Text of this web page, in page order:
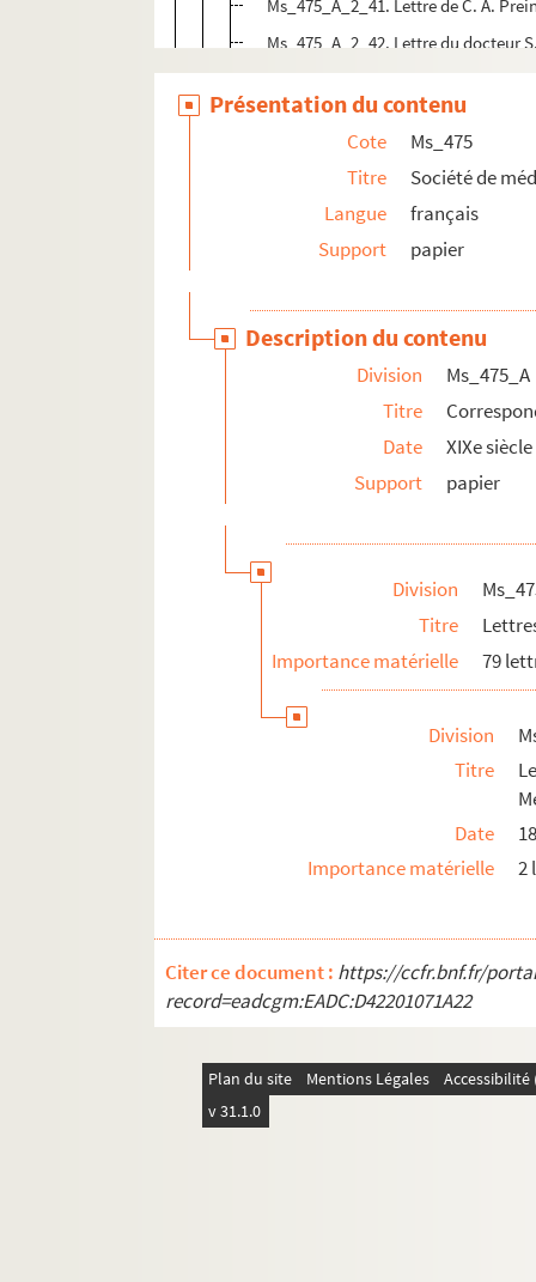
Ms_475_A_2_41. Lettre de C. A.
Ms_475_A_2_42. Lettre du docteur
Ms_475_A_2_43. Lettre de Cayol,
Ms_475_A_2_44. Lettres de L.
Ms_475_A_2_45. Lettre des frères
Ms_475_A_2_46. Lettres du
Ms_475_A_2_47. Lettre du docteur
Ms_475_A_2_48. Lettre du docteur
Ms_475_A_2_50. Lettres de la
Ms_475_A_2_51. Lettre de la
Ms_475_A_2_52. Lettre de la
Ms_475_A_2_53. Lettre de la
Ms_475_A_2_54. Lettre du
Ms_475_A_2_56. Lettre à la Société
Ms_475_A_2_57. Lettre du
Ms_475_A_2_58. Lettre de G.
Ms_475_A_2_59. Lettre de Ch.
Ms_475_A_2_60. Lettre à la Société
Ms_475_A_2_61. Lettre de
Ms_475_A_2_62. Liste d'annales,
Ms_475_B. Mémoires, observations et
Présentation du contenu
Cote
Ms_475
Titre
Société de
Langue
français
Support
papier
Description du contenu
Division
Ms_475_A
Titre
Date
XIXe siècle
Support
papier
Division
Titre
Importance matérielle
79
Division
Titre
Date
Importance matérielle
2
Citer ce document : https://ccfr.bnf.fr/
record=eadcgm:EADC:D42201071A22
Plan du site Mentions Légales
v 31.1.0